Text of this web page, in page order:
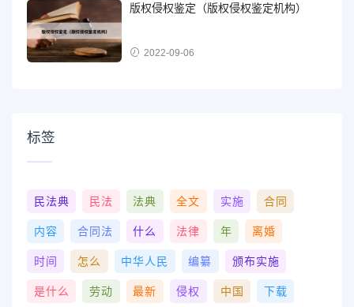
版权侵权鉴定（版权侵权鉴定机构）
2022-09-06
标签
民法典 民法 法典 全文 实施 合同
内容 合同法 什么 法律 年 离婚
时间 怎么 中华人民 编纂 颁布实施
是什么 劳动 最新 侵权 中国 下载